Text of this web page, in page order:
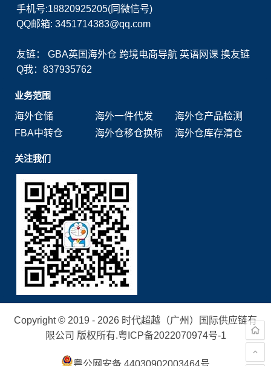
手机号:18820925205(同微信号)
QQ邮箱: 3451714383@qq.com
友链：GBA英国海外仓 跨境电商导航 英语网课 换友链
Q我：837935762
业务范围
海外仓储
海外一件代发
海外仓产品检测
FBA中转仓
海外仓移仓换标 海外仓库存清仓
关注我们
Copyright © 2019 - 2026 时代超越（广州）国际供应链有
限公司 版权所有.粤ICP备2022070974号-1
粤公网安备 44030902003464号